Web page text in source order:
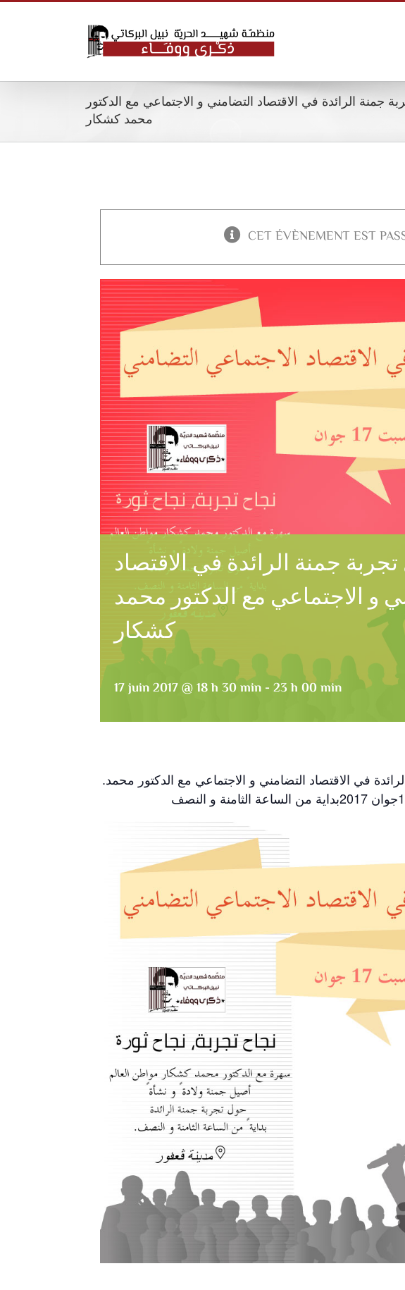
جمنة الرائدة في الاقتصاد التضامني و الاجتماعي مع الدكتور
محمد كشكار
CET ÉVÈNEMENT EST
جمنة الرائدة في الاقتصاد
و الاجتماعي مع الدكتور محمد
كشكار
17 juin 2017 @ 18 h 30 min - 23 h 00 min
.في الاقتصاد التضامني و الاجتماعي مع الدكتور محمد